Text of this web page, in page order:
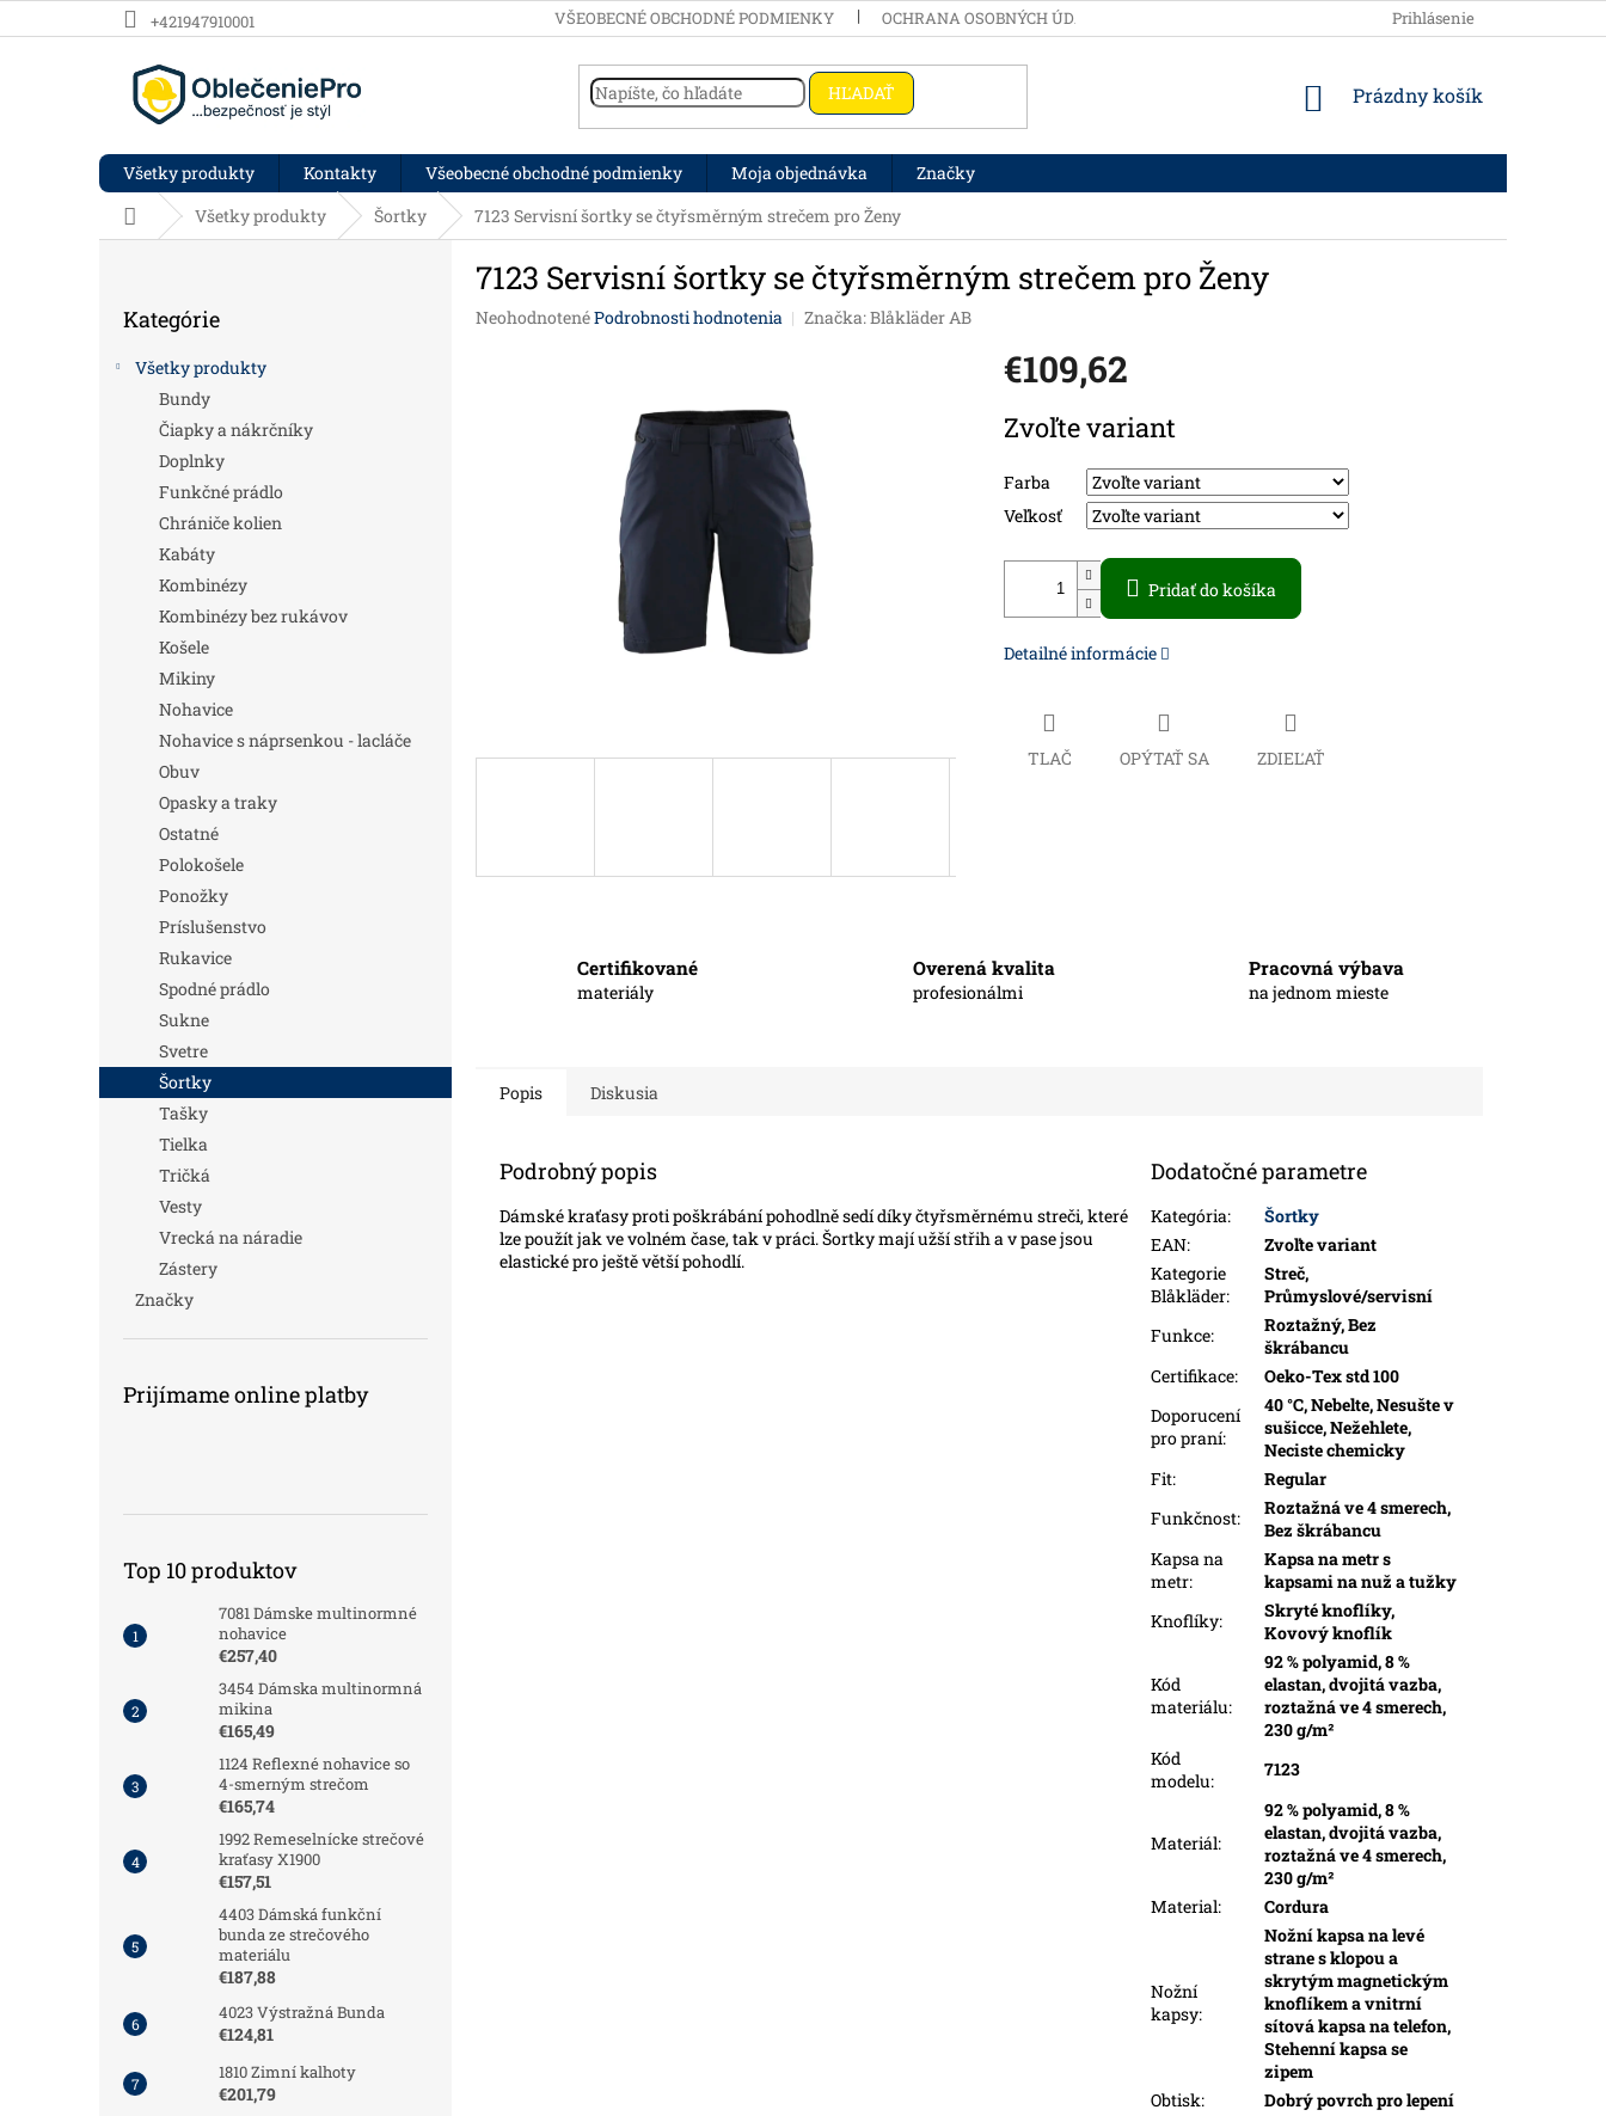
+421947910001 VŠEOBECNÉ OBCHODNÉ PODMIENKY OCHRANA OSOBNÝCH ÚDAJOV Prihlásenie
HĽADAŤ NÁKUPNÝ KOŠÍK
Prázdny košík
Všetky produkty Kontakty Všeobecné obchodné podmienky Moja objednávka
Značky
DomovVšetky produkty Šortky 7123 Servisní šortky se čtyřsměrným strečem pro Ženy
Kategórie
Všetky produkty
Bundy
Čiapky a nákrčníky
Doplnky
Funkčné prádlo
Chrániče kolien
Kabáty
Kombinézy
Kombinézy bez rukávov
Košele
Mikiny
Nohavice
Nohavice s náprsenkou - lacláče
Obuv
Opasky a traky
Ostatné
Polokošele
Ponožky
Príslušenstvo
Rukavice
Spodné prádlo
Sukne
Svetre
Šortky
Tašky
Tielka
Tričká
Vesty
Vrecká na náradie
Zástery
Značky
Prijímame online platby
Top 10 produktov
7081 Dámske multinormné
nohavice
€257,40
3454 Dámska multinormná
mikina
€165,49
1124 Reflexné nohavice so
4-smerným strečom
€165,74
1992 Remeselnícke strečové
kraťasy X1900
€157,51
4403 Dámská funkční
bunda ze strečového
materiálu
€187,88
4023 Výstražná Bunda
€124,81
1810 Zimní kalhoty
€201,79
7123 Servisní šortky se čtyřsměrným strečem pro Ženy
Priemerné hodnotenie produktu je 0,0 z 5 hviezdičiek.
NeohodnotenéPodrobnosti hodnotenia Značka:Blåkläder AB
€109,62
Zvoľte variant
Farba
Veľkosť
Pridať do košíka
Detailné informácie
TLAČ OPÝTAŤ SA ZDIEĽAŤ
Certifikované
materiály
Overená kvalita
profesionálmi
Pracovná výbava
na jednom mieste
Popis Diskusia
Podrobný popis
Dámské kraťasy proti poškrábání pohodlně sedí díky čtyřsměrnému streči, které
lze použít jak ve volném čase, tak v práci. Šortky mají užší střih a v pase jsou
elastické pro ještě větší pohodlí.
Dodatočné parametre
Kategória:
Šortky
EAN:
Zvoľte variant
Kategorie
Blåkläder:
Streč,
Průmyslové/servisní
Funkce:
Roztažný, Bez
škrábancu
Certifikace:
Oeko-Tex std 100
Doporucení
pro praní:
40 °C, Nebelte, Nesušte v
sušicce, Nežehlete,
Neciste chemicky
Fit:
Regular
Funkčnost:
Roztažná ve 4 smerech,
Bez škrábancu
Kapsa na
metr:
Kapsa na metr s
kapsami na nuž a tužky
Knoflíky:
Skryté knoflíky,
Kovový knoflík
Kód
materiálu:
92 % polyamid, 8 %
elastan, dvojitá vazba,
roztažná ve 4 smerech,
230 g/m²
Kód
modelu:
7123
Materiál:
92 % polyamid, 8 %
elastan, dvojitá vazba,
roztažná ve 4 smerech,
230 g/m²
Material: Cordura
Nožní
kapsy:
Nožní kapsa na levé
strane s klopou a
skrytým magnetickým
knoflíkem a vnitrní
sítová kapsa na telefon,
Stehenní kapsa se
zipem
Obtisk:
Dobrý povrch pro lepení